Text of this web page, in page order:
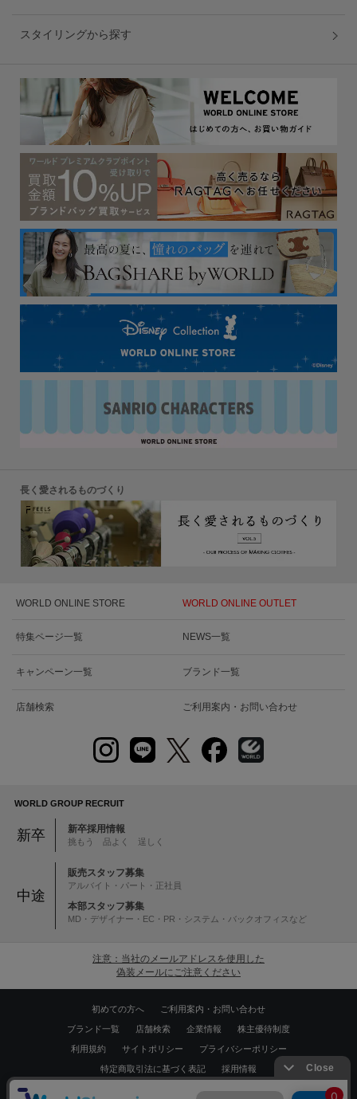
スタイリングから探す
長く愛されるものづくり
WORLD ONLINE STORE WORLD ONLINE OUTLET
特集ページ一覧 NEWS一覧
キャンペーン一覧 ブランド一覧
店舗検索 ご利用案内・お問い合わせ
WORLD GROUP RECRUIT
新卒 新卒採用情報
挑もう 品よく 逞しく
中途
販売スタッフ募集
アルバイト・パート・正社員
本部スタッフ募集
MD・デザイナー・EC・PR・システム・バックオフィスなど
注意：当社のメールアドレスを使用した
偽装メールにご注意ください
初めての方へ ご利用案内・お問い合わせ
ブランド一覧 店舗検索 企業情報 株主優待制度
利用規約 サイトポリシー プライバシーポリシー
特定商取引法に基づく表記 採用情報